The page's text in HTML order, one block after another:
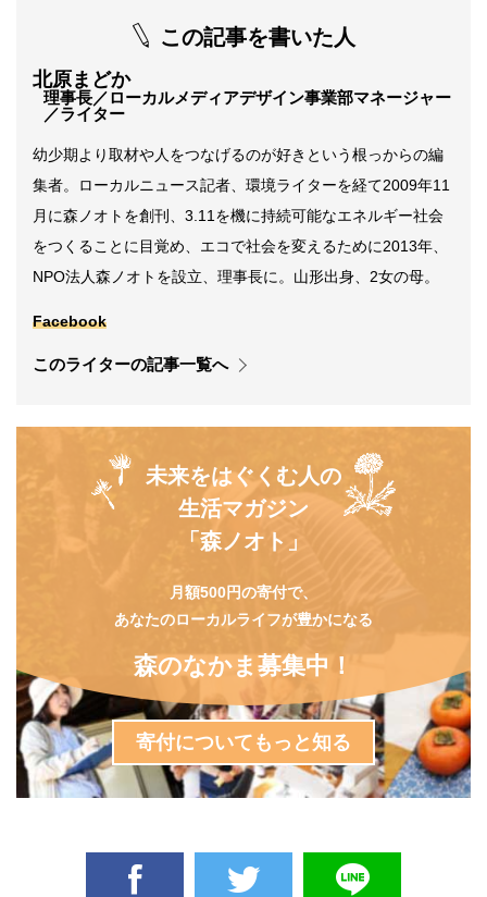
この記事を書いた人
北原まどか
理事長／ローカルメディアデザイン事業部マネージャー
／ライター
幼少期より取材や人をつなげるのが好きという根っからの編
集者。ローカルニュース記者、環境ライターを経て2009年11
月に森ノオトを創刊、3.11を機に持続可能なエネルギー社会
をつくることに目覚め、エコで社会を変えるために2013年、
NPO法人森ノオトを設立、理事長に。山形出身、2女の母。
Facebook
このライターの記事一覧へ
未来をはぐくむ人の
生活マガジン
「森ノオト」
月額500円の寄付で、
あなたのローカルライフが豊かになる
森のなかま募集中！
寄付についてもっと知る